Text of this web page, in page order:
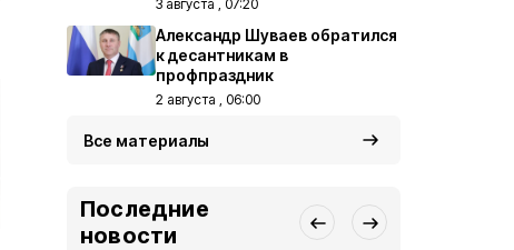
3 августа , 07:20
Александр Шуваев обратился
к десантникам в
профпраздник
2 августа , 06:00
Все материалы
Последние
новости